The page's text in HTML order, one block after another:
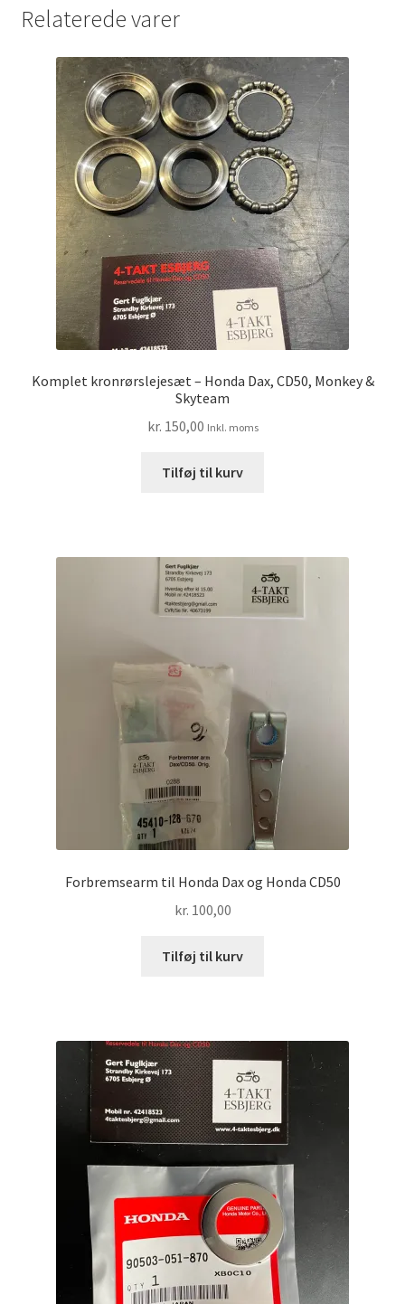
Relaterede varer
Komplet kronrørslejesæt – Honda Dax, CD50, Monkey &
Skyteam
kr. 150,00 Inkl. moms
Tilføj til kurv
Forbremsearm til Honda Dax og Honda CD50
kr. 100,00
Tilføj til kurv